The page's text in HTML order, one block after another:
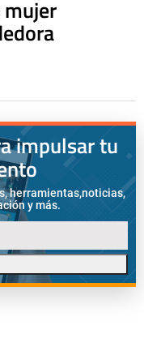
mujer
impulsar tu
herramientas,noticias,
y más.